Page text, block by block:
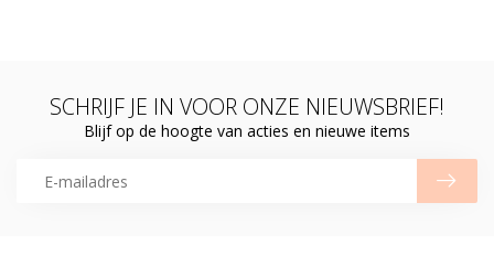
SCHRIJF JE IN VOOR ONZE NIEUWSBRIEF!
Blijf op de hoogte van acties en nieuwe items